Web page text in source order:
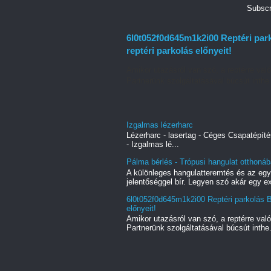
6l0t052f0d645m1k2i00 Reptéri
reptéri parkolás előnyeit!
Izgalmas lézerharc
Lézerharc - lasertag - Céges
- Izgalmas lé...
Pálma bérlés - Trópusi hangulat
A különleges hangulatteremtés és az
jelentőséggel bír. Legyen szó akár egy
6l0t052f0d645m1k2i00 Reptéri parkolás
előnyeit!
Amikor utazásról van szó, a reptérre
Partnerünk szolgáltatásával búcsút